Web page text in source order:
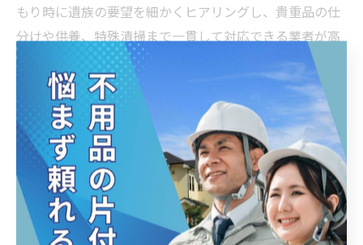
もり時に遺族の要望を細かくヒアリングし、貴重品の仕
分けや供養、特殊清掃まで一貫して対応できる業者が高
評価を得ています。結論として、プロはサービス内容の
幅広さと利用者目線の誠実な対応を重視しています。
遺品整理でプロが選ぶ優良サービスの条件
遺品整理のプロが優良サービスと認める条件は、料金の
明瞭さと作業の丁寧さに集約されます。理由は、遺品整
理では予期せぬ追加費用やトラブルが発生しやすいた
め、事前説明と明確な見積もりが不可欠だからです。例